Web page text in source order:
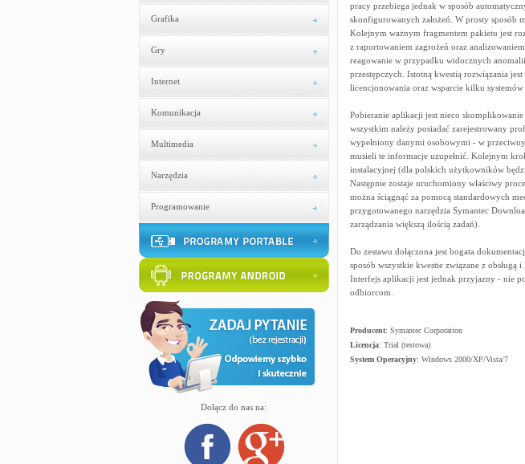
Grafika
Gry
Internet
Komunikacja
Multimedia
Narzędzia
Programowanie
Dołącz do nas na:
pracy przebiega jednak w sposób
skonfigurowanych założeń. W prosty sposób
Kolejnym ważnym fragmentem pakietu jest
z raportowaniem zagrożeń oraz
reagowanie w przypadku widocznych
przestępczych. Istotną kwestią rozwiązania
licencjonowania oraz wsparcie kilku
Pobieranie aplikacji jest nieco
wszystkim należy posiadać zarejestrowany
wypełniony danymi osobowymi - w
musieli te informacje uzupełnić. Kolejnym
instalacyjnej (dla polskich użytkowników
Następnie zostaje uruchomiony właściwy
można ściągnąć za pomocą standardowych
przygotowanego narzędzia Symantec
zarządzania większą ilością zadań).
Do zestawu dołączona jest bogata
sposób wszystkie kwestie związane z
Interfejs aplikacji jest jednak przyjazny - nie
odbiorcom.
Producent: Symantec Corporation
Licencja: Trial (testowa)
System Operacyjny: Windows 2000/XP/Vista/7